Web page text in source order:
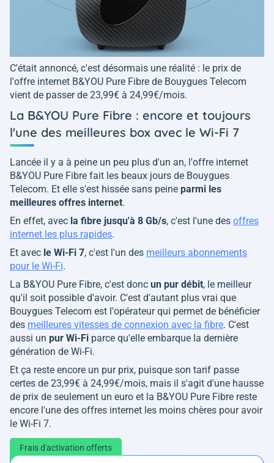
C'était annoncé, c'est désormais une réalité : le prix de
l'offre internet B&YOU Pure Fibre de Bouygues Telecom
vient de passer de 23,99€ à 24,99€/mois.
La B&YOU Pure Fibre : encore et toujours
l'une des meilleures box avec le Wi-Fi 7
Lancée il y a à peine un peu plus d'un an, l'offre internet
B&YOU Pure Fibre fait les beaux jours de Bouygues
Telecom. Et elle s'est hissée sans peine parmi les
meilleures offres internet.
En effet, avec la fibre jusqu'à 8 Gb/s, c'est l'une des offres
internet les plus rapides.
Et avec le Wi-Fi 7, c'est l'un des meilleurs abonnements
pour le Wi-Fi.
La B&YOU Pure Fibre, c'est donc un pur débit, le meilleur
qu'il soit possible d'avoir. C'est d'autant plus vrai que
Bouygues Telecom est l'opérateur qui permet de bénéficier
des meilleures vitesses de connexion avec la fibre. C'est
aussi un pur Wi-Fi parce qu'elle embarque la dernière
génération de Wi-Fi.
Et ça reste encore un pur prix, puisque son tarif passe
certes de 23,99€ à 24,99€/mois, mais il s'agit d'une hausse
de prix de seulement un euro et la B&YOU Pure Fibre reste
encore l'une des offres internet les moins chères pour avoir
le Wi-Fi 7.
Frais d'activation offerts